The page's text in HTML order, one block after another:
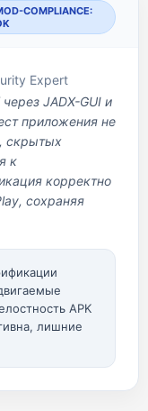
COMPLIANCE:
Expert
JADX-GUI и
приложения не
скрытых
к
корректно
сохраняя
APK
лишние